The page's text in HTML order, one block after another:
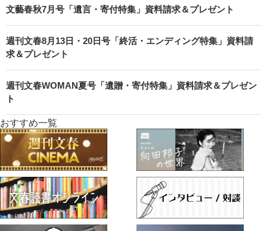
文藝春秋7月号「遺言・寄付特集」資料請求＆プレゼント
週刊文春8月13日・20日号「終活・エンディング特集」資料請
求＆プレゼント
週刊文春WOMAN夏号「遺贈・寄付特集」資料請求＆プレゼン
ト
おすすめ一覧